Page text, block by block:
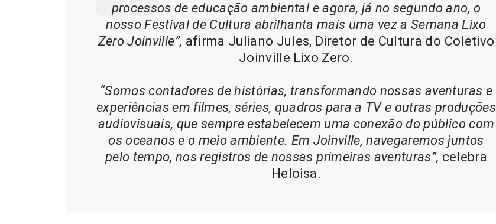
processos de educação ambiental e agora, já no segundo ano, o
nosso Festival de Cultura abrilhanta mais uma vez a Semana Lixo
Zero Joinville”, afirma Juliano Jules, Diretor de Cultura do Coletivo
Joinville Lixo Zero.
“Somos contadores de histórias, transformando nossas aventuras e
experiências em filmes, séries, quadros para a TV e outras produções
audiovisuais, que sempre estabelecem uma conexão do público com
os oceanos e o meio ambiente. Em Joinville, navegaremos juntos
pelo tempo, nos registros de nossas primeiras aventuras”, celebra
Heloisa.